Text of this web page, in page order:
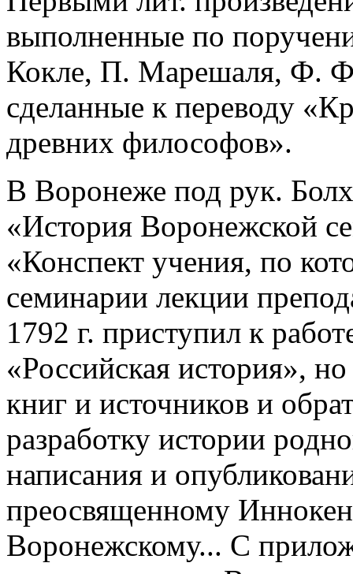
выполненные по
Кокле, П. Марешаля, Ф.
сделанные к переводу
древних философов».
В Воронеже под рук.
«История Воронежской
«Конспект учения, по
семинарии лекции
1792 г. приступил к
«Российская история»,
книг и источников и
разработку истории
написания и
преосвященному
Воронежскому... С